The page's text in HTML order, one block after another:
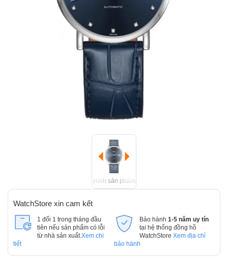
Hình sản phẩm
WatchStore xin cam kết
1 đổi 1 trong tháng đầu
tiên nếu sản phẩm có lỗi
từ nhà sản xuất. Xem chi
tiết
Bảo hành 1-5 năm uy tín
tại hệ thống đồng hồ
WatchStore Xem địa chỉ
bảo hành